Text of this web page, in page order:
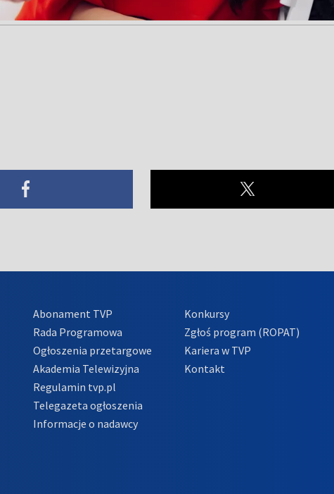
Abonament TVP
Rada Programowa
Ogłoszenia przetargowe
Akademia Telewizyjna
Regulamin tvp.pl
Telegazeta ogłoszenia
Informacje o nadawcy
Konkursy
Zgłoś program (ROPAT)
Kariera w TVP
Kontakt